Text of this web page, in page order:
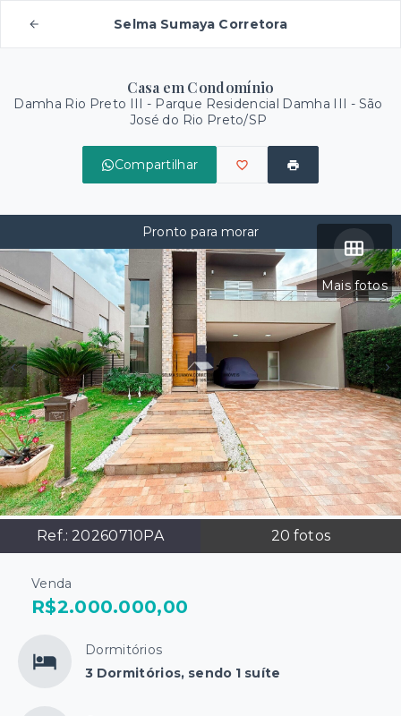
Selma Sumaya Corretora
Casa em Condomínio
Damha Rio Preto III - Parque Residencial Damha III - São
José do Rio Preto/SP
Compartilhar
Mais fotos
Ref.: 20260710PA 20 fotos
Pronto para morar
Venda
R$2.000.000,00
Dormitórios
3 Dormitórios, sendo 1 suíte